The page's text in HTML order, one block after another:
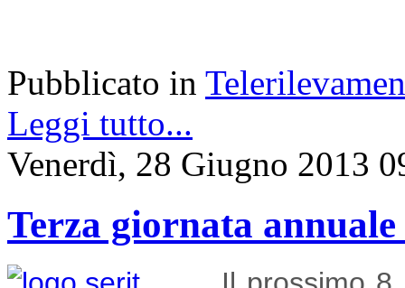
Pubblicato in
Leggi tutto...
Venerdì, 28 Giugno 2013
Terza giornata